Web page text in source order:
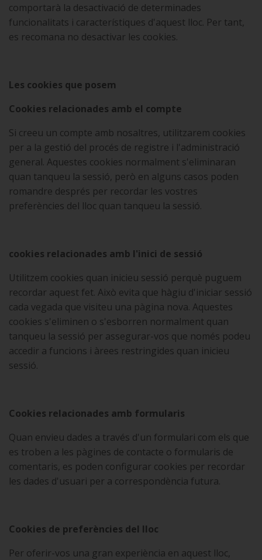
comportarà la desactivació de determinades
funcionalitats i característiques d'aquest lloc. Per tant,
es recomana no desactivar les cookies.
Les cookies que posem
Cookies relacionades amb el compte
Si creeu un compte amb nosaltres, utilitzarem cookies
per a la gestió del procés de registre i l'administració
general. Aquestes cookies normalment s'eliminaran
quan tanqueu la sessió, però en alguns casos poden
romandre després per recordar les vostres
preferències del lloc quan tanqueu la sessió.
cookies relacionades amb l'inici de sessió
Utilitzem cookies quan inicieu sessió perquè puguem
recordar aquest fet. Això evita que hàgiu d'iniciar sessió
cada vegada que visiteu una pàgina nova. Aquestes
cookies s'eliminen o s'esborren normalment quan
tanqueu la sessió per assegurar-vos que només podeu
accedir a funcions i àrees restringides quan inicieu
sessió.
Cookies relacionades amb formularis
Quan envieu dades a través d'un formulari com els que
es troben a les pàgines de contacte o formularis de
comentaris, es poden configurar cookies per recordar
les dades d'usuari per a correspondència futura.
Cookies de preferències del lloc
Per oferir-vos una gran experiència en aquest lloc,